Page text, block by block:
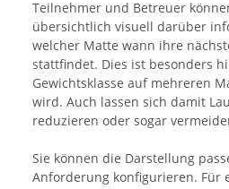
Teilnehmer und Betreuer
übersichtlich visuell darüber
welcher Matte wann ihre
stattfindet. Dies ist besonders
Gewichtsklasse auf mehreren
wird. Auch lassen sich damit
reduzieren oder sogar
Sie können die Darstellung
Anforderung konfigurieren. Für